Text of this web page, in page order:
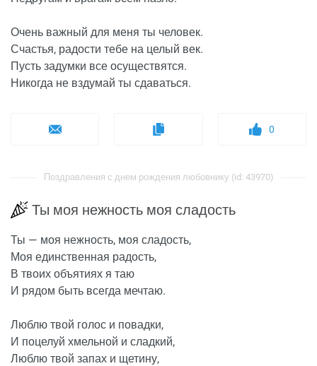
Очень важный для меня ты человек.
Счастья, радости тебе на целый век.
Пусть задумки все осуществятся.
Никогда не вздумай ты сдаваться.
0
Поздравления с днем рождения любовнику (id: 43970)
Ты моя нежность моя сладость
Ты — моя нежность, моя сладость,
Моя единственная радость,
В твоих объятиях я таю
И рядом быть всегда мечтаю.
Люблю твой голос и повадки,
И поцелуй хмельной и сладкий,
Люблю твой запах и щетину,